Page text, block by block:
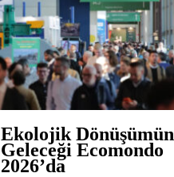
Ekolojik Dönüşümün
Geleceği Ecomondo
2026’da